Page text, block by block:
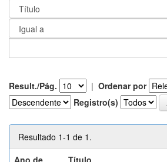
Result./Pág. | Ordenar por
Registro(s)
Resultado 1-1 de 1.
Ano de
Título